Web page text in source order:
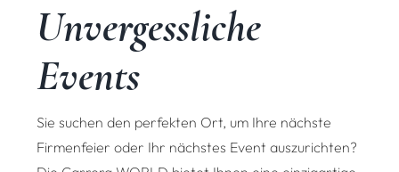
Unvergessliche
Events
Sie suchen den perfekten Ort, um Ihre nächste
Firmenfeier oder Ihr nächstes Event auszurichten?